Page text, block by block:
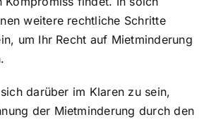
weitere rechtliche Schritte
um Ihr Recht auf Mietminderung
darüber im Klaren zu sein,
der Mietminderung durch den